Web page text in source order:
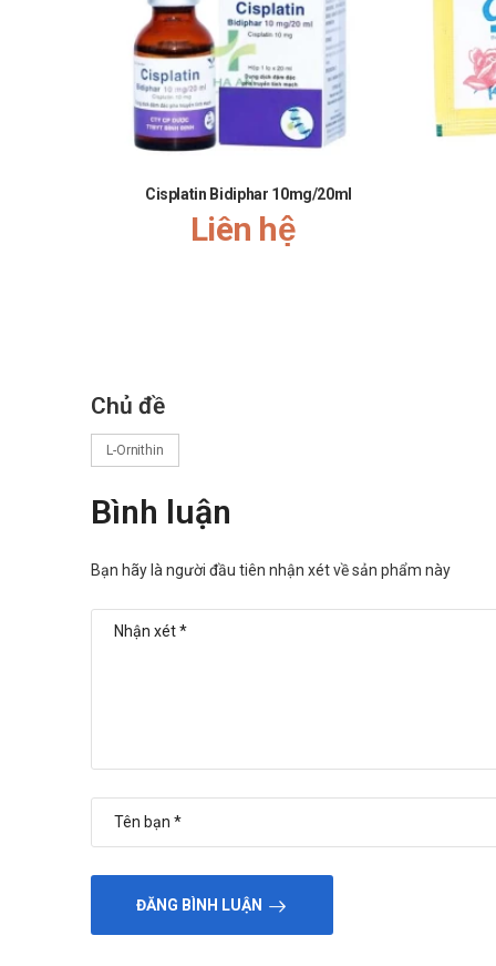
Cisplatin Bidiphar 10mg/20ml
Liên hệ
Chủ đề
L-Ornithin
Bình luận
Bạn hãy là người đầu tiên nhận xét về sản phẩm này
ĐĂNG BÌNH LUẬN